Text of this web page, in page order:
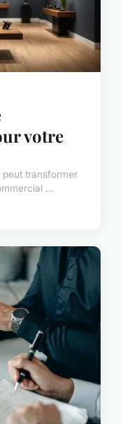
votre
transformer
...